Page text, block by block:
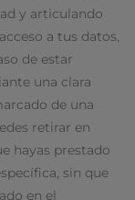
y articulando
a tus datos,
de estar
una clara
de una
retirar en
hayas prestado
sin que
en el